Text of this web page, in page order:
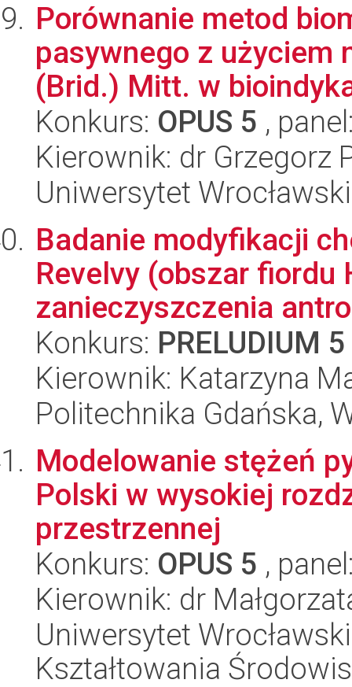
Porównanie metod
pasywnego z użyciem
(Brid.) Mitt. w
Konkurs: OPUS 5 ,
Kierownik: dr Grzegorz
Uniwersytet
Badanie modyfikacji
Revelvy (obszar fiordu
zanieczyszczenia
Konkurs: PRELUDIUM 5
Kierownik: Katarzyna
Politechnika Gdańska,
Modelowanie stężeń
Polski w wysokiej
przestrzennej
Konkurs: OPUS 5 ,
Kierownik: dr
Uniwersytet
Kształtowania